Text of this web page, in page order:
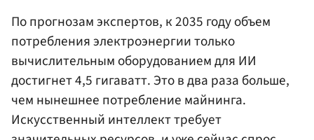
По прогнозам экспертов, к 2035 году объем
потребления электроэнергии только
вычислительным оборудованием для ИИ
достигнет 4,5 гигаватт. Это в два раза больше,
чем нынешнее потребление майнинга.
Искусственный интеллект требует